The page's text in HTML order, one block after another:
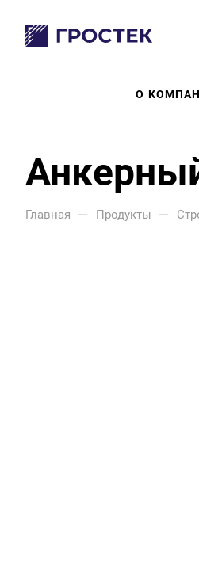
О
Главная — Продукты —